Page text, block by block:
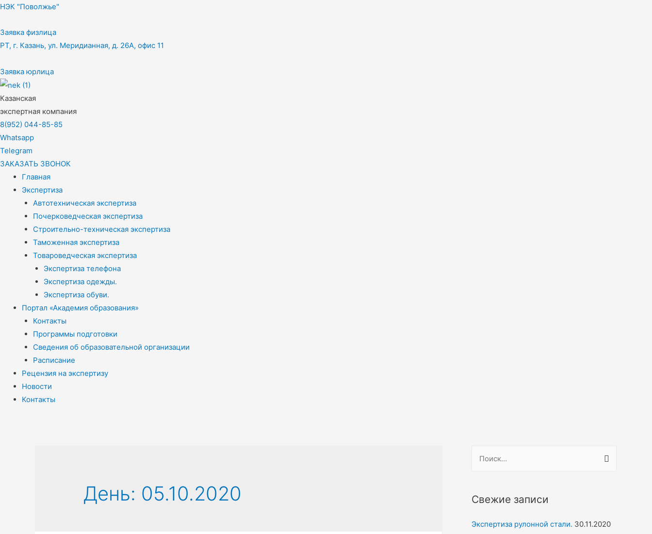
НЭК "Поволжье"
Заявка физлица
РТ, г. Казань, ул. Меридианная, д. 26А, офис 11
Заявка юрлица
Казанская
экспертная компания
8(952) 044-85-85
Whatsapp
Telegram
ЗАКАЗАТЬ ЗВОНОК
Главная
Экспертиза
Автотехническая экспертиза
Почерковедческая экспертиза
Строительно-техническая экспертиза
Таможенная экспертиза
Товароведческая экспертиза
Экспертиза телефона
Экспертиза одежды.
Экспертиза обуви.
Портал «Академия образования»
Контакты
Программы подготовки
Сведения об образовательной организации
Расписание
Рецензия на экспертизу
Новости
Контакты
День: 05.10.2020
т
:
Свежие записи
Экспертиза рулонной стали. 30.11.2020